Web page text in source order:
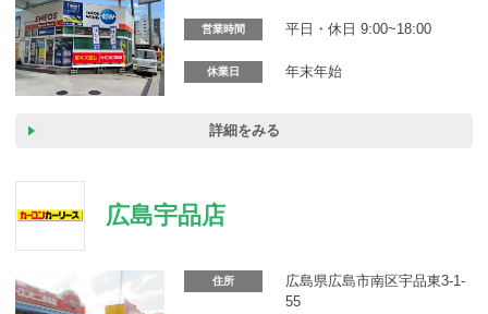
営業時間 平日・休日 9:00~18:00
休業日 年末年始
詳細をみる
広島宇品店
住所
広島県広島市南区宇品東3-1-
55